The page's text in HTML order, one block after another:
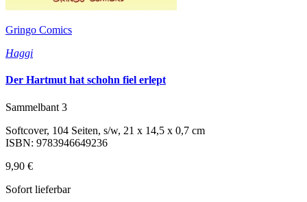
Gringo Comics
Haggi
Der Hartmut hat schohn fiel erlept
Sammelbant 3
Softcover, 104 Seiten, s/w, 21 x 14,5 x 0,7 cm
ISBN: 9783946649236
9,90 €
Sofort lieferbar